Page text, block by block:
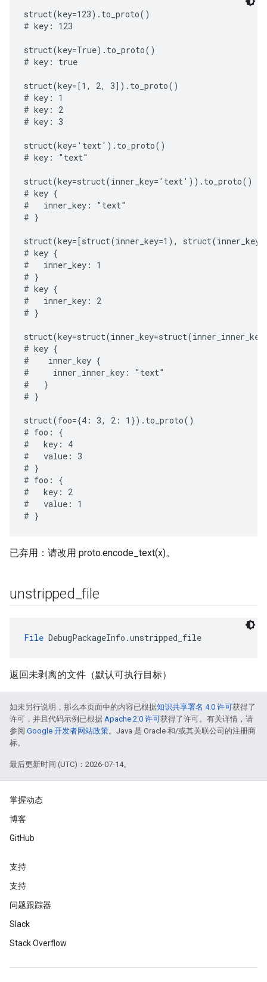
struct(key=123).to_proto()
# key: 123
struct(key=True).to_proto()
# key: true
struct(key=[1, 2, 3]).to_proto()
# key: 1
# key: 2
# key: 3
struct(key='text').to_proto()
# key: "text"
struct(key=struct(inner_key='text')).to_proto()
# key {
#   inner_key: "text"
# }
struct(key=[struct(inner_key=1),
# key {
#   inner_key: 1
# }
# key {
#   inner_key: 2
# }
# key {
#    inner_key {
#     inner_inner_key: "text"
#   }
# }
struct(foo={4: 3, 2: 1}).to_proto()
# foo: {
#   key: 4
#   value: 3
# }
# foo: {
#   key: 2
#   value: 1
已弃用：请改用 proto.encode_text(x)。
unstripped _file
File DebugPackageInfo.unstripped_file
返回未剥离的文件（默认可执行目标）
如未另行说明，那么本页面中的内容已根据知识共享署名 4.0 许可获得了
许可，并且代码示例已根据 Apache 2.0 许可获得了许可。有关详情，请
参阅 Google 开发者网站政策。Java 是 Oracle 和/或其关联公司的注册商
标。
最后更新时间 (UTC)：2026-07-14。
掌握动态
博客
GitHub
支持
支持
问题跟踪器
Slack
Stack Overflow